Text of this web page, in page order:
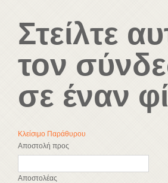
Στείλτε
τον
σε έναν
Κλείσιμο Παράθυρου
Αποστολή προς
Αποστολέας